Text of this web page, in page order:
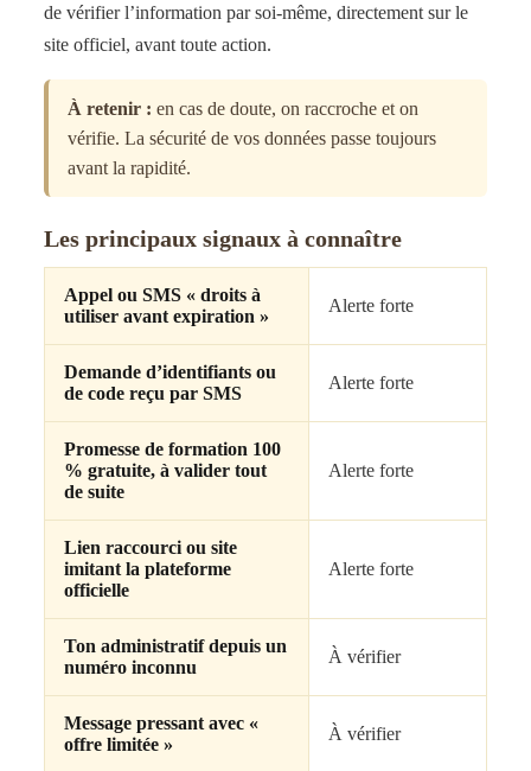
de vérifier l’information par soi-même, directement sur le
site officiel, avant toute action.
À retenir : en cas de doute, on raccroche et on
vérifie. La sécurité de vos données passe toujours
avant la rapidité.
Les principaux signaux à connaître
Appel ou SMS « droits à
utiliser avant expiration »
Alerte forte
Demande d’identifiants ou
de code reçu par SMS
Alerte forte
Promesse de formation 100
% gratuite, à valider tout
de suite
Alerte forte
Lien raccourci ou site
imitant la plateforme
officielle
Alerte forte
Ton administratif depuis un
numéro inconnu
À vérifier
Message pressant avec «
offre limitée »
À vérifier